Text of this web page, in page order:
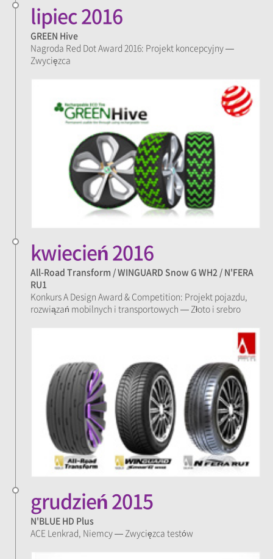
lipiec 2016
GREEN Hive
Nagroda Red Dot Award 2016: Projekt koncepcyjny —
Zwycięzca
kwiecień 2016
All-Road Transform / WINGUARD Snow G WH2 / N'FERA
RU1
Konkurs A Design Award & Competition: Projekt pojazdu,
rozwiązań mobilnych i transportowych — Złoto i srebro
grudzień 2015
N'BLUE HD Plus
ACE Lenkrad, Niemcy — Zwycięzca testów